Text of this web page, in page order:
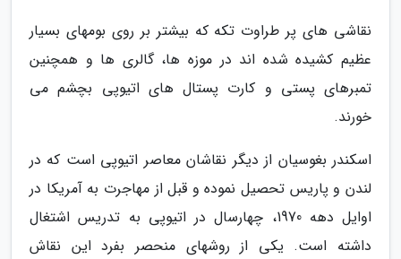
نقاشی های پر طراوت تکه که بیشتر بر روی بومهای بسیار
عظیم کشیده شده اند در موزه ها، گالری ها و همچنین
تمبرهای پستی و کارت پستال های اتیوپی بچشم می
خورند.
اسکندر بغوسیان از دیگر نقاشان معاصر اتیوپی است که در
لندن و پاریس تحصیل نموده و قبل از مهاجرت به آمریکا در
اوایل دهه 1970، چهارسال در اتیوپی به تدریس اشتغال
داشته است. یکی از روشهای منحصر بفرد این نقاش